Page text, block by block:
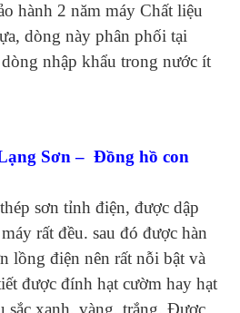
hành 2 năm máy Chất liệu
dòng này phân phối tại
nhập khẩu trong nước ít
Sơn – Đồng hồ con
sơn tỉnh điện, được dập
rất đều. sau đó được hàn
lồng điện nên rất nỗi bật và
được đính hạt cườm hay hạt
sắc xanh, vàng, trắng. Được